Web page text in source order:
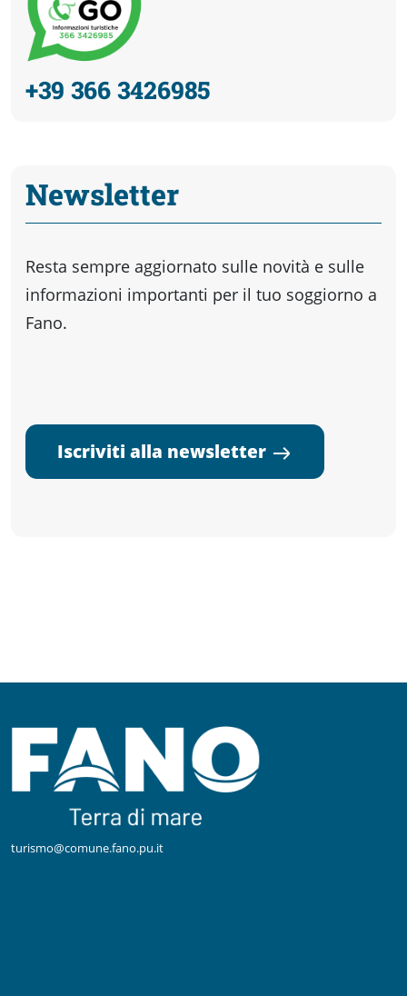
+39 366 3426985
Newsletter
Resta sempre aggiornato sulle novità e sulle
informazioni importanti per il tuo soggiorno a
Fano.
Iscriviti alla newsletter
turismo@comune.fano.pu.it